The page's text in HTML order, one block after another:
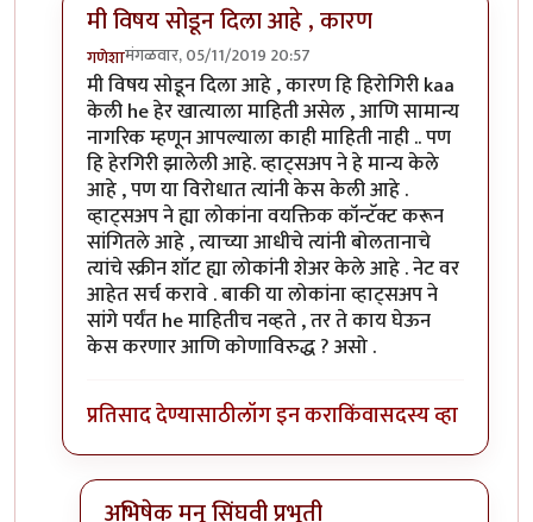
मी विषय सोडून दिला आहे , कारण
गणेशामंगळवार, 05/11/2019 20:57
In reply toही हेरगिरी झाली याला कायbyअमर विश्वास
मी विषय सोडून दिला आहे , कारण हि हिरोगिरी kaa
केली he हेर खात्याला माहिती असेल , आणि सामान्य
नागरिक म्हणून आपल्याला काही माहिती नाही .. पण
हि हेरगिरी झालेली आहे. व्हाट्सअप ने हे मान्य केले
आहे , पण या विरोधात त्यांनी केस केली आहे .
व्हाट्सअप ने ह्या लोकांना वयक्तिक कॉन्टॅक्ट करून
सांगितले आहे , त्याच्या आधीचे त्यांनी बोलतानाचे
त्यांचे स्क्रीन शॉट ह्या लोकांनी शेअर केले आहे . नेट वर
आहेत सर्च करावे . बाकी या लोकांना व्हाट्सअप ने
सांगे पर्यंत he माहितीच नव्हते , तर ते काय घेऊन
केस करणार आणि कोणाविरुद्ध ? असो .
प्रतिसाद देण्यासाठीलॉग इन कराकिंवासदस्य व्हा
अभिषेक मनू सिंघवी प्रभूती